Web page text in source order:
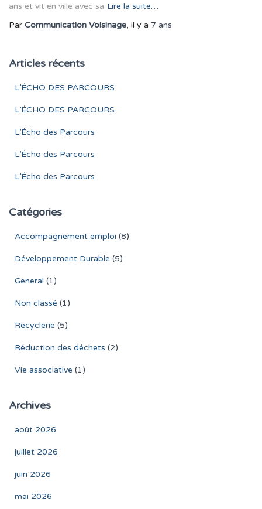
ans et vit en ville avec sa Lire la suite…
Par Communication Voisinage, il y a 7 ans
Articles récents
L’ÉCHO DES PARCOURS
L’ÉCHO DES PARCOURS
L’Écho des Parcours
L’Écho des Parcours
L’Écho des Parcours
Catégories
Accompagnement emploi (8)
Développement Durable (5)
General (1)
Non classé (1)
Recyclerie (5)
Réduction des déchets (2)
Vie associative (1)
Archives
août 2026
juillet 2026
juin 2026
mai 2026